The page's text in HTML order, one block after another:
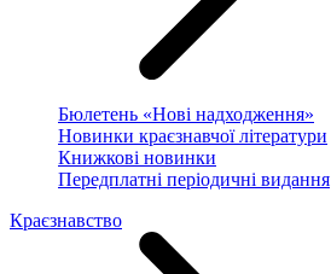
Бюлетень «Нові надходження»
Новинки краєзнавчої літератури
Книжкові новинки
Передплатні періодичні видання
Краєзнавство